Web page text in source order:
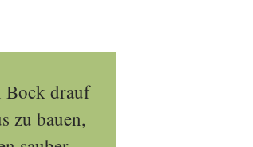
Bock drauf
zu bauen,